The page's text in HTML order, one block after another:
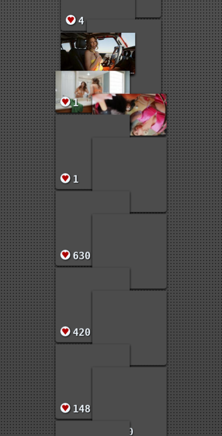
1
4
10
1
1
691
630
564
420
166